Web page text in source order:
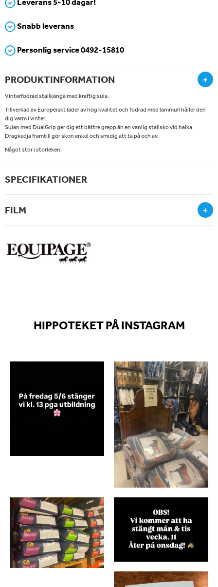
Snabb leverans
Personlig service 0492-15810
PRODUKTINFORMATION +
Vinterfodrad stallkänga med kraftig sula.
Tillverkad av Europeiskt läder av hög kvalitet och fodrad med lammull håller den
dig varm i vinter.
Sulan med DualGrip ger dig ett bättre grepp än en vanlig stallsko vid halka.
Dragkedja framtill gör skon enkel och smidig att ta på och av.
Något stor i storleken.
SPECIFIKATIONER
FILM +
HIPPOTEKET PÅ INSTAGRAM